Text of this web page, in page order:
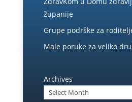
županije
Grupe podrške za
Male poruke za veliko
Archives